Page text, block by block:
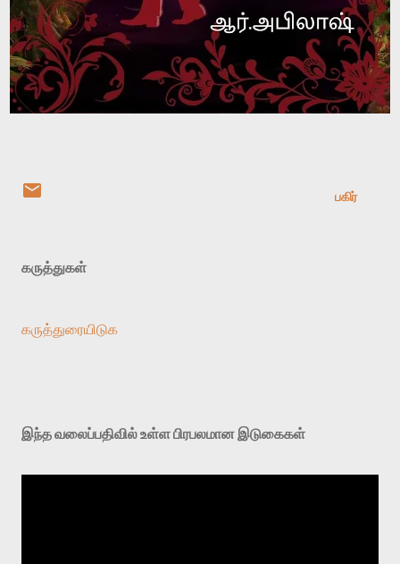
பகிர்
கருத்துகள்
கருத்துரையிடுக
இந்த வலைப்பதிவில் உள்ள பிரபலமான இடுகைகள்